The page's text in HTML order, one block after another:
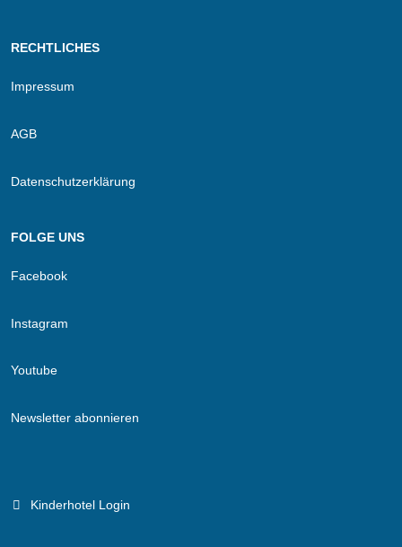
RECHTLICHES
Impressum
AGB
Datenschutzerklärung
FOLGE UNS
Facebook
Instagram
Youtube
Newsletter abonnieren
Kinderhotel Login